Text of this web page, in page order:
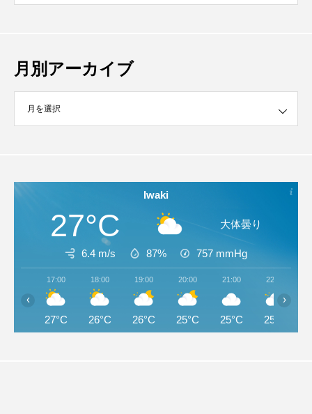
月別アーカイブ
Iwaki
27°C 大体曇り
6.4 m/s 87% 757 mmHg
17:00
27°C
18:00
26°C
19:00
26°C
20:00
25°C
21:00
25°C
22:00
25°C
‹ ›